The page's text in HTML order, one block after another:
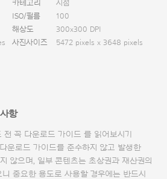
카테고리
시점
ISO/필름
100
해상도
300x300 DPI
사진사이즈 5472 pixels x 3648 pixels
항
전 꼭 다운로드 가이드 를 읽어보시기
다운로드 가이드를 준수하지 않고 발생한
않으며, 일부 콘텐츠는 초상권과 재산권의
중요한 용도로 사용할 경우에는 반드시